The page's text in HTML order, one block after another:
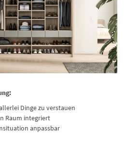
Dinge zu verstauen
Raum integriert
anpassbar